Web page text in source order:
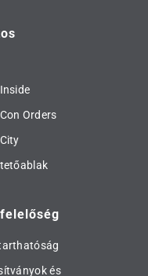
Orders
és